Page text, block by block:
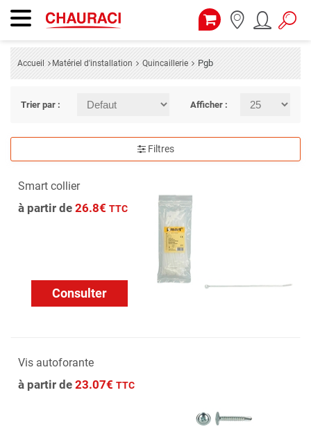
Accueil Matériel d'installation Quincaillerie Pgb
Trier par : Afficher :
Filtres
Smart collier
à partir de 26.8€ TTC
Consulter
Vis autoforante
à partir de 23.07€ TTC